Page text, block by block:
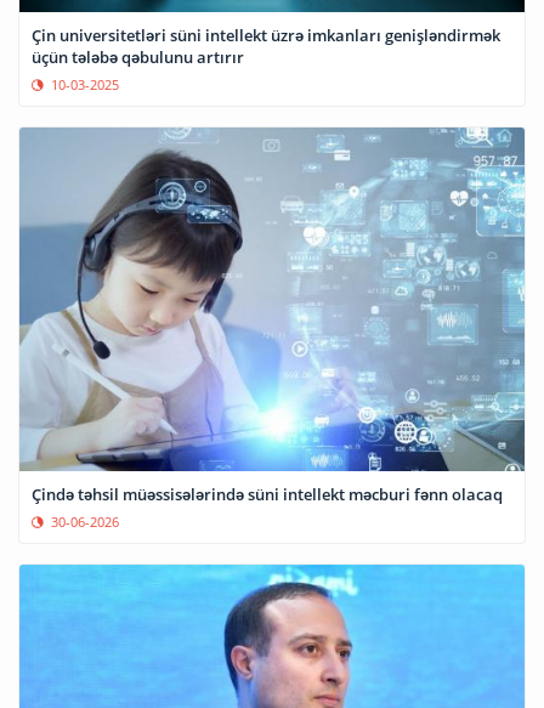
Çin universitetləri süni intellekt üzrə imkanları genişləndirmək
üçün tələbə qəbulunu artırır
10-03-2025
Çində təhsil müəssisələrində süni intellekt məcburi fənn olacaq
30-06-2026